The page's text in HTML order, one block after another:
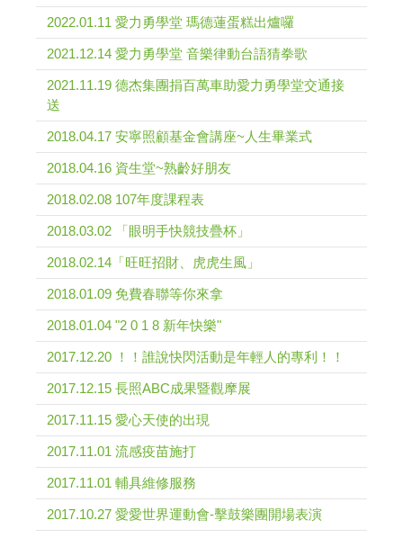
2022.01.11 愛力勇學堂 瑪德蓮蛋糕出爐囉
2021.12.14 愛力勇學堂 音樂律動台語猜拳歌
2021.11.19 德杰集團捐百萬車助愛力勇學堂交通接
送
2018.04.17 安寧照顧基金會講座~人生畢業式
2018.04.16 資生堂~熟齡好朋友
2018.02.08 107年度課程表
2018.03.02 「眼明手快競技疊杯」
2018.02.14「旺旺招財、虎虎生風」
2018.01.09 免費春聯等你來拿
2018.01.04 "2 0 1 8 新年快樂"
2017.12.20 ！！誰說快閃活動是年輕人的專利！！
2017.12.15 長照ABC成果暨觀摩展
2017.11.15 愛心天使的出現
2017.11.01 流感疫苗施打
2017.11.01 輔具維修服務
2017.10.27 愛愛世界運動會-擊鼓樂團開場表演